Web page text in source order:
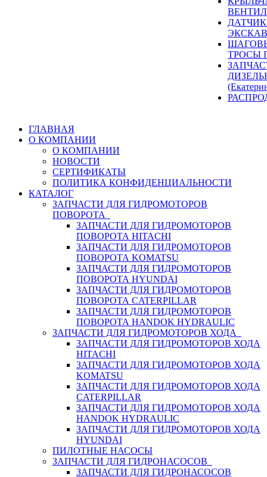
ТРОСЫ
ГЛАВНАЯ
О КОМПАНИИ
О КОМПАНИИ
НОВОСТИ
СЕРТИФИКАТЫ
ПОЛИТИКА КОНФИДЕНЦИАЛЬНОСТИ
КАТАЛОГ
ЗАПЧАСТИ ДЛЯ ГИДРОМОТОРОВ
ПОВОРОТА
ЗАПЧАСТИ ДЛЯ ГИДРОМОТОРОВ
ПОВОРОТА HITACHI
ЗАПЧАСТИ ДЛЯ ГИДРОМОТОРОВ
ПОВОРОТА KOMATSU
ЗАПЧАСТИ ДЛЯ ГИДРОМОТОРОВ
ПОВОРОТА HYUNDAI
ЗАПЧАСТИ ДЛЯ ГИДРОМОТОРОВ
ПОВОРОТА CATERPILLAR
ЗАПЧАСТИ ДЛЯ ГИДРОМОТОРОВ
ПОВОРОТА HANDOK HYDRAULIC
ЗАПЧАСТИ ДЛЯ ГИДРОМОТОРОВ ХОДА
ЗАПЧАСТИ ДЛЯ ГИДРОМОТОРОВ ХОДА
HITACHI
ЗАПЧАСТИ ДЛЯ ГИДРОМОТОРОВ ХОДА
KOMATSU
ЗАПЧАСТИ ДЛЯ ГИДРОМОТОРОВ ХОДА
CATERPILLAR
ЗАПЧАСТИ ДЛЯ ГИДРОМОТОРОВ ХОДА
HANDOK HYDRAULIC
ЗАПЧАСТИ ДЛЯ ГИДРОМОТОРОВ ХОДА
HYUNDAI
ПИЛОТНЫЕ НАСОСЫ
ЗАПЧАСТИ ДЛЯ ГИДРОНАСОСОВ
ЗАПЧАСТИ ДЛЯ ГИДРОНАСОСОВ